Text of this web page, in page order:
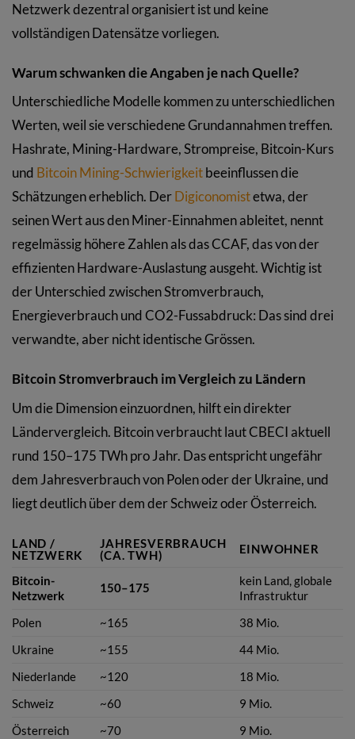
Netzwerk dezentral organisiert ist und keine
vollständigen Datensätze vorliegen.
Warum schwanken die Angaben je nach Quelle?
Unterschiedliche Modelle kommen zu unterschiedlichen
Werten, weil sie verschiedene Grundannahmen treffen.
Hashrate, Mining-Hardware, Strompreise, Bitcoin-Kurs
und Bitcoin Mining-Schwierigkeitbeeinflussen die
Schätzungen erheblich. DerDigiconomistetwa, der
seinen Wert aus den Miner-Einnahmen ableitet, nennt
regelmässig höhere Zahlen als das CCAF, das von der
effizienten Hardware-Auslastung ausgeht. Wichtig ist
der Unterschied zwischen Stromverbrauch,
Energieverbrauch und CO2-Fussabdruck: Das sind drei
verwandte, aber nicht identische Grössen.
Bitcoin Stromverbrauch im Vergleich zu Ländern
Um die Dimension einzuordnen, hilft ein direkter
Ländervergleich. Bitcoin verbraucht laut CBECI aktuell
rund 150–175 TWh pro Jahr. Das entspricht ungefähr
dem Jahresverbrauch von Polen oder der Ukraine, und
liegt deutlich über dem der Schweiz oder Österreich.
LAND /
NETZWERK
JAHRESVERBRAUCH
(CA. TWH)
EINWOHNER
Bitcoin-
Netzwerk
150–175
kein Land, globale
Infrastruktur
Polen
~165
38 Mio.
Ukraine
~155
44 Mio.
Niederlande
~120
18 Mio.
Schweiz
~60
9 Mio.
Österreich
~70 9 Mio.